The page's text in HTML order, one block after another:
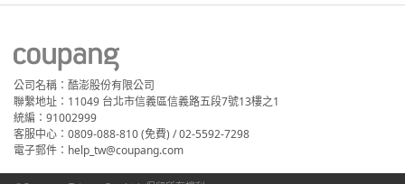
公司名稱：酷澎股份有限公司
聯繫地址：11049 台北市信義區信義路五段7號13樓之1
統編：91002999
客服中心：0809-088-810 (免費) / 02-5592-7298
電子郵件：help_tw@coupang.com